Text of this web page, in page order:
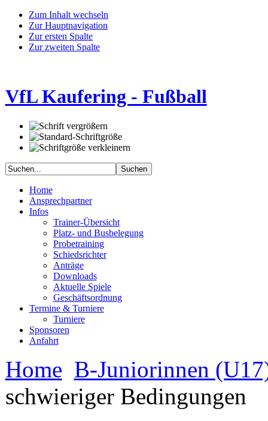
Zum Inhalt wechseln
Zur Hauptnavigation
Zur ersten Spalte
Zur zweiten Spalte
VfL Kaufering - Fußball
Home
Ansprechpartner
Infos
Trainer-Übersicht
Platz- und Busbelegung
Probetraining
Schiedsrichter
Anträge
Downloads
Aktuelle Spiele
Geschäftsordnung
Termine & Turniere
Turniere
Sponsoren
Anfahrt
Home B-Juniorinnen
schwieriger Bedingungen